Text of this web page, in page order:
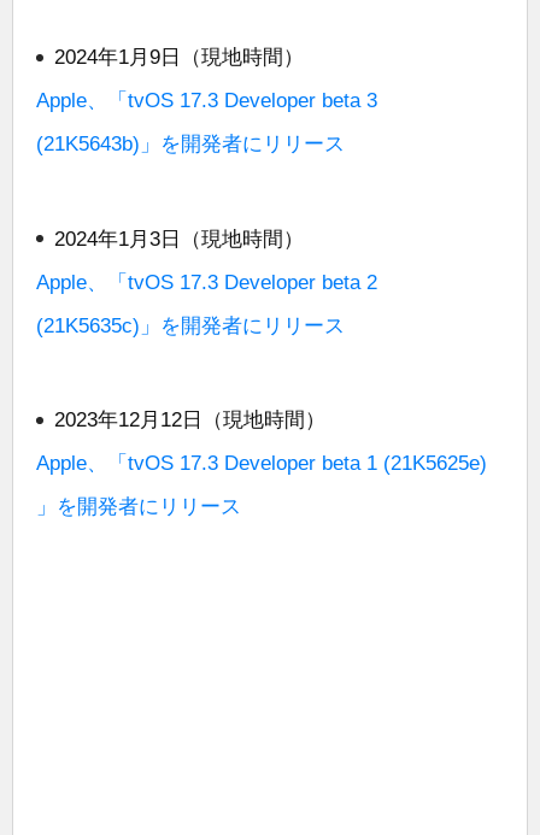
2024年1月9日（現地時間）
Apple、「tvOS 17.3 Developer beta 3
(21K5643b)」を開発者にリリース
2024年1月3日（現地時間）
Apple、「tvOS 17.3 Developer beta 2
(21K5635c)」を開発者にリリース
2023年12月12日（現地時間）
Apple、「tvOS 17.3 Developer beta 1 (21K5625e)
」を開発者にリリース